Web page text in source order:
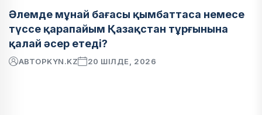
Әлемде мұнай бағасы қымбаттаса немесе
түссе қарапайым Қазақстан тұрғынына
қалай әсер етеді?
АВТОРKYN.KZ 20 ШІЛДЕ, 2026